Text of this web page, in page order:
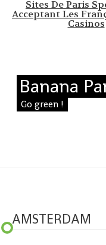
Sites De Paris
Acceptant Les
Casinos
Banana
Go green !
AMSTERDAM